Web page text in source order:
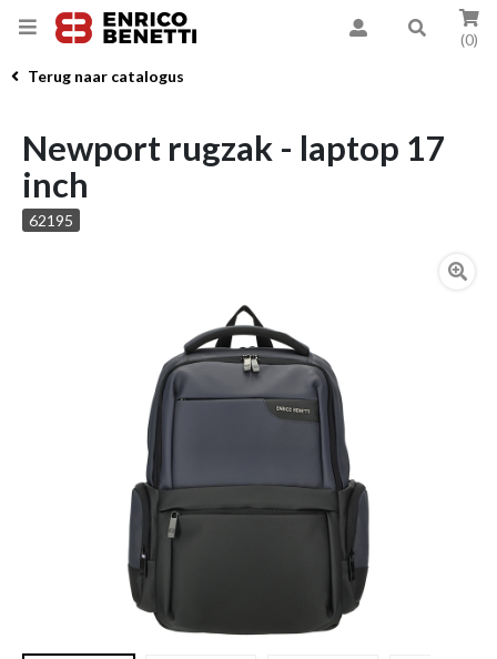
(0)
Terug naar catalogus
Newport rugzak - laptop 17
inch
62195